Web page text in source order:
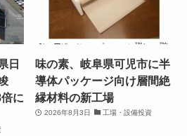
日
に
味の素、岐阜県可児市に半
導体パッケージ向け層間絶
縁材料の新工場
2026年8月3日 工場・設備投資